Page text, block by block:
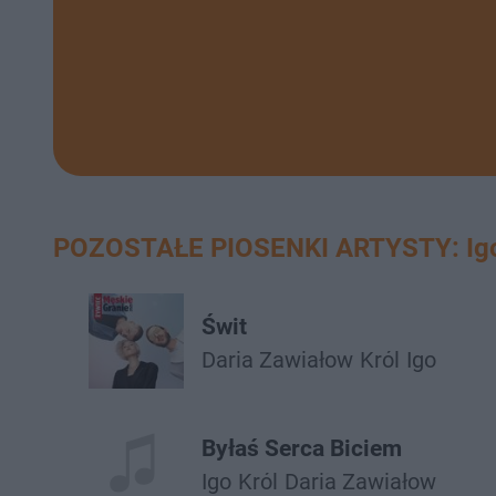
POZOSTAŁE PIOSENKI ARTYSTY:
Świt
Daria Zawiałow Król Igo
Byłaś Serca Biciem
Igo Król Daria Zawiałow